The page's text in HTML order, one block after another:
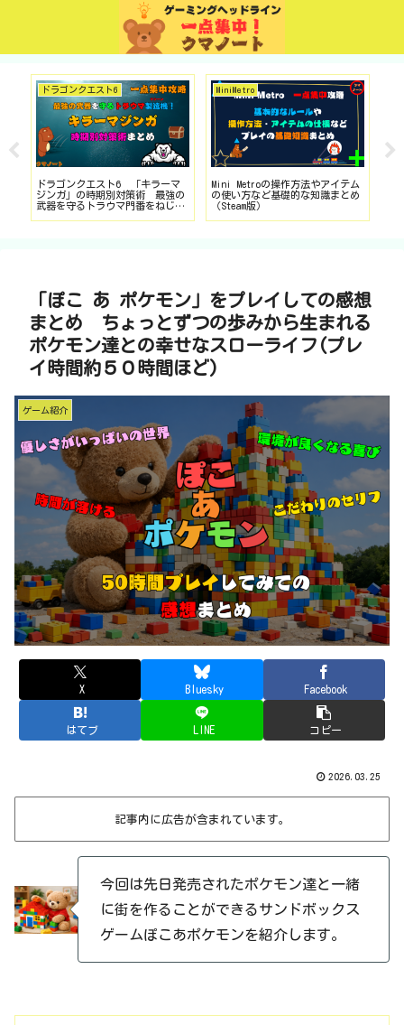
ドラゴンクエスト6
ドラゴンクエスト6 「キラーマ
ジンガ」の時期別対策術 最強の
武器を守るトラウマ門番をねじ伏
MiniMetro
Mini Metroの操作方法やアイテム
の使い方など基礎的な知識まとめ
（Steam版）
「ぽこ あ ポケモン」をプレイしての感想
まとめ ちょっとずつの歩みから生まれる
ポケモン達との幸せなスローライフ(プレ
イ時間約５０時間ほど)
ゲーム紹介
X Bluesky Facebook
はてブ LINE コピー
2026.03.25
記事内に広告が含まれています。
今回は先日発売されたポケモン達と一緒
に街を作ることができるサンドボックス
ゲームぽこあポケモンを紹介します。